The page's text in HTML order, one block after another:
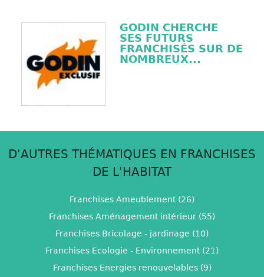
GODIN CHERCHE
SES FUTURS
FRANCHISÉS SUR DE
NOMBREUX...
D'AUTRES THÉMATIQUES EN FRANCHISES
DE L'HABITAT
Franchises Ameublement (26)
Franchises Aménagement intérieur (55)
Franchises Bricolage - jardinage (10)
Franchises Ecologie - Environnement (21)
Franchises Energies renouvelables (9)